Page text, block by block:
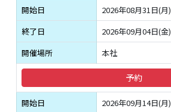
開始日
2026年08月31日(月)
終了日
2026年09月04日(金)
開催場所
本社
予約
開始日 2026年09月14日(月)